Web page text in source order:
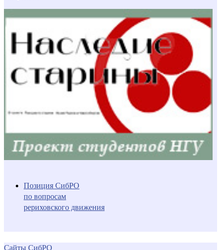
Позиция СибРО
по вопросам
рериховского движения
Сайты СибРО